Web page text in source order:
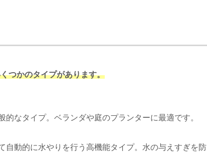
つかのタイプがあります。
なタイプ。ベランダや庭のプランターに最適です。
動的に水やりを行う高機能タイプ。水の与えすぎを防